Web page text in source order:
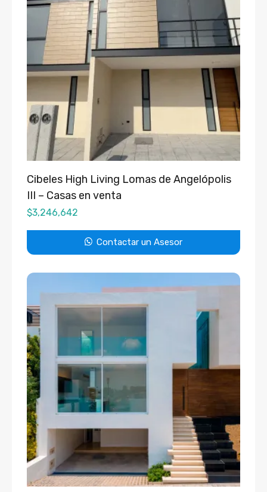
Cibeles High Living Lomas de Angelópolis
III – Casas en venta
$3,246,642
Contactar un Asesor